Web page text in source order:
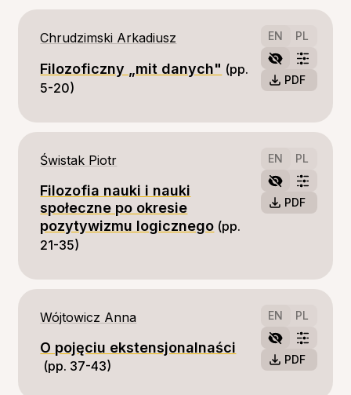
EN PL
PDF
Chrudzimski Arkadiusz
Filozoficzny „mit danych" (pp.
5-20)
EN PL
PDF
Świstak Piotr
Filozofia nauki i nauki
społeczne po okresie
pozytywizmu logicznego (pp.
21-35)
EN PL
PDF
Wójtowicz Anna
O pojęciu ekstensjonalnaści
(pp. 37-43)